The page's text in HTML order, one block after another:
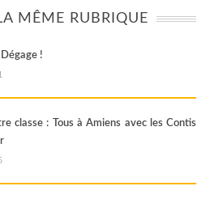
MÊME RUBRIQUE
!
classe : Tous à Amiens avec les Contis